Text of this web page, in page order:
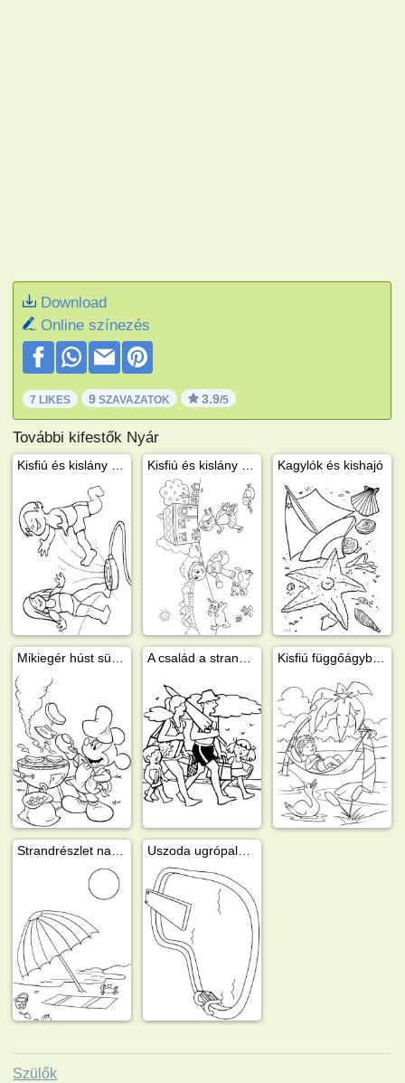
Download
Online színezés
7 LIKES 9 SZAVAZATOK 3.9/5
További kifestők Nyár
Kagylók és kishajó
Szülők